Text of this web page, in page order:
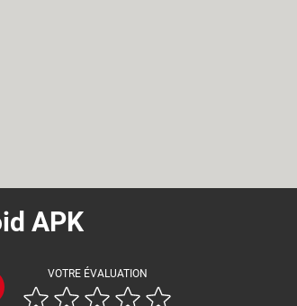
APK
VOTRE ÉVALUATION